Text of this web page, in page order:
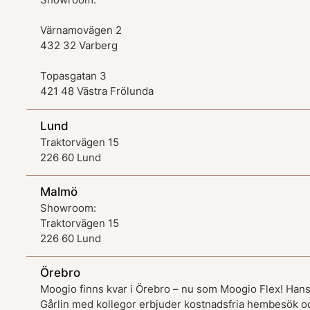
Värnamovägen 2
432 32 Varberg
Topasgatan 3
421 48 Västra Frölunda
Lund
Traktorvägen 15
226 60 Lund
Malmö
Showroom:
Traktorvägen 15
226 60 Lund
Örebro
Moogio finns kvar i Örebro – nu som Moogio Flex! Hans
Gårlin med kollegor erbjuder kostnadsfria hembesök